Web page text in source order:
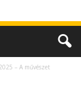
– A művészet